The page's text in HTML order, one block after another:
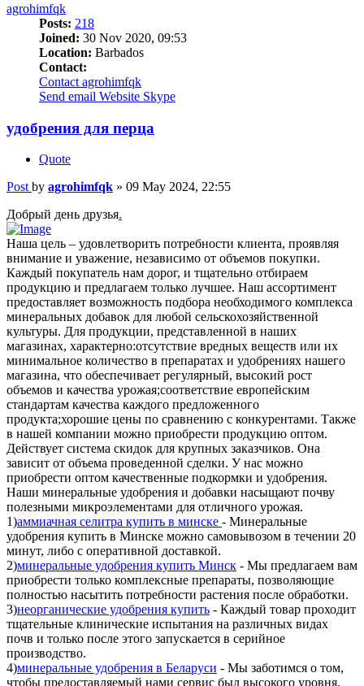
agrohimfqk
Posts: 218
Joined: 30 Nov 2020, 09:53
Location: Barbados
Contact:
Contact agrohimfqk
Send email Website Skype
удобрения для перца
Quote
Post by agrohimfqk » 09 May 2024, 22:55
Добрый день друзья.
Наша цель – удовлетворить потребности клиента, проявляя
внимание и уважение, независимо от объемов покупки.
Каждый покупатель нам дорог, и тщательно отбираем
продукцию и предлагаем только лучшее. Наш ассортимент
предоставляет возможность подбора необходимого комплекса
минеральных добавок для любой сельскохозяйственной
культуры. Для продукции, представленной в наших
магазинах, характерно:отсутствие вредных веществ или их
минимальное количество в препаратах и удобрениях нашего
магазина, что обеспечивает регулярный, высокий рост
объемов и качества урожая;соответствие европейским
стандартам качества каждого предложенного
продукта;хорошие цены по сравнению с конкурентами. Также
в нашей компании можно приобрести продукцию оптом.
Действует система скидок для крупных заказчиков. Она
зависит от объема проведенной сделки. У нас можно
приобрести оптом качественные подкормки и удобрения.
Наши минеральные удобрения и добавки насыщают почву
полезными микроэлементами для отличного урожая.
1)аммиачная селитра купить в минске - Минеральные
удобрения купить в Минске можно самовывозом в течении 20
минут, либо c оперативной доставкой.
2)минеральные удобрения купить Минск - Мы предлагаем вам
приобрести только комплексные препараты, позволяющие
полностью насытить потребности растения после обработки.
3)неорганические удобрения купить - Каждый товар проходит
тщательные клинические испытания на различных видах
почв и только после этого запускается в серийное
производство.
4)минеральные удобрения в Беларуси - Мы заботимся о том,
чтобы предоставляемый нами сервис был высокого уровня.